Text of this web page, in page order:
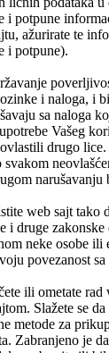
i potpune
ažurirate te
i potpune).
i naloga, i
sa naloga
Vašeg
drugo lice.
svakom
narušavanju
web sajt
i druge zakonske
neke osobe
povezanost
ili ometate rad
Slažete se
metode za
Zabranjeno je